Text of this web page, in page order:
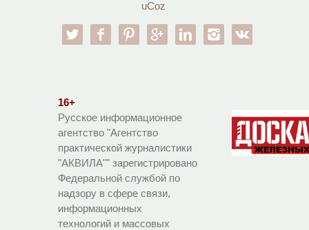
uCoz
twitter facebookpinterestgoogle-pllinkedin instagram
16+
Русское информационное
агентство "Агентство
практической журналистики
"АКВИЛА"" зарегистрировано
Федеральной службой по
надзору в сфере связи,
информационных
технологий и массовых